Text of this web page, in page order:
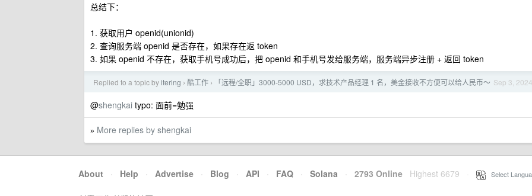
总结下：
1. 获取用户 openid(unionid)
2. 查询服务端 openid 是否存在，如果存在返 token
3. 如果 openid 不存在，获取手机号成功后，把 openid 和手机号发给服务端，服务端异步注册 + 返回 token
Sep 3, 2024
Replied to a topic byitering › 酷工作 › 「远程/全职」3000-5000 USD，求技术产品经理 1 名，美金接收不方便可以给人民币～
@shengkai typo: 面前=勉强
» More replies by shengkai
About · Help · Advertise · Blog · API · FAQ · Solana · 2793 Online Highest 6679 Select